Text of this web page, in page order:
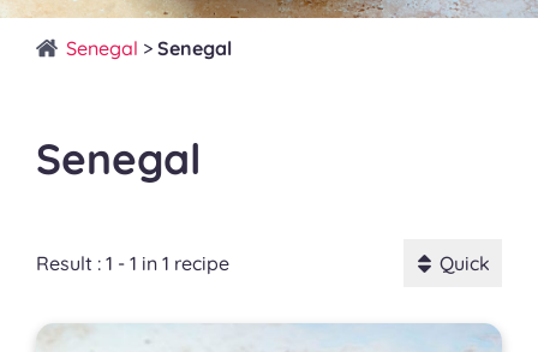
Senegal > Senegal
Senegal
Result : 1 - 1 in 1 recipe Quick